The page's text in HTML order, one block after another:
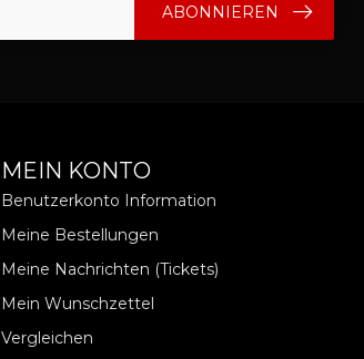
ABONNIEREN
MEIN KONTO
Benutzerkonto Information
Meine Bestellungen
Meine Nachrichten (Tickets)
Mein Wunschzettel
Vergleichen